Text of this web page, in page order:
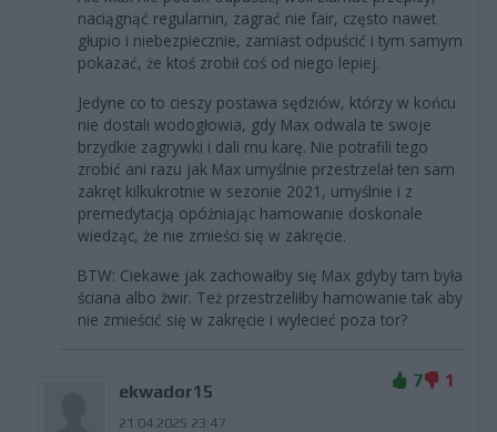
naciągnąć regulamin, zagrać nie fair, często nawet
głupio i niebezpiecznie, zamiast odpuścić i tym samym
pokazać, że ktoś zrobił coś od niego lepiej.
Jedyne co to cieszy postawa sędziów, którzy w końcu
nie dostali wodogłowia, gdy Max odwala te swoje
brzydkie zagrywki i dali mu karę. Nie potrafili tego
zrobić ani razu jak Max umyślnie przestrzelał ten sam
zakręt kilkukrotnie w sezonie 2021, umyślnie i z
premedytacją opóźniając hamowanie doskonale
wiedząc, że nie zmieści się w zakręcie.
BTW: Ciekawe jak zachowałby się Max gdyby tam była
ściana albo żwir. Też przestrzeliłby hamowanie tak aby
nie zmieścić się w zakręcie i wylecieć poza tor?
ekwador15
21.04.2025 23:47
7 1